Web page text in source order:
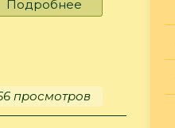
Подробнее
«Но
–
не
просмотров